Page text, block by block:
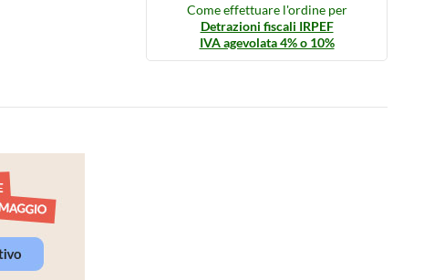
Come effettuare l'ordine per
Detrazioni fiscali IRPEF
IVA agevolata 4% o 10%